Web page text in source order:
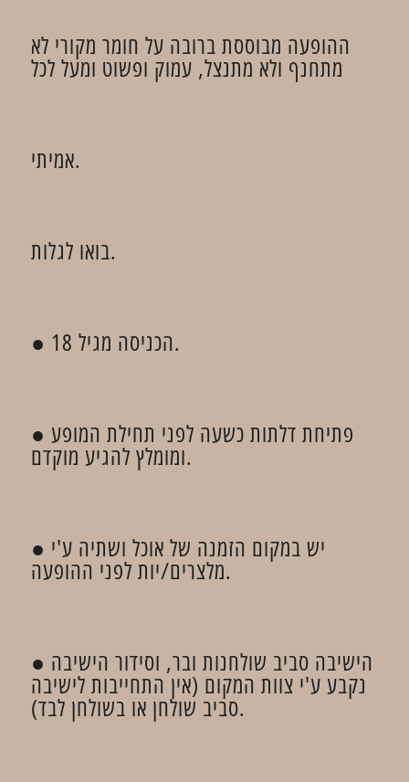
ההופעה מבוססת ברובה על חומר מקורי לא
מתחנף ולא מתנצל, עמוק ופשוט ומעל לכל
אמיתי.
בואו לגלות.
● הכניסה מגיל 18.
● פתיחת דלתות כשעה לפני תחילת המופע
ומומלץ להגיע מוקדם.
● יש במקום הזמנה של אוכל ושתיה ע'י
מלצרים/יות לפני ההופעה.
● הישיבה סביב שולחנות ובר, וסידור הישיבה
נקבע ע'י צוות המקום (אין התחייבות לישיבה
סביב שולחן או בשולחן לבד).